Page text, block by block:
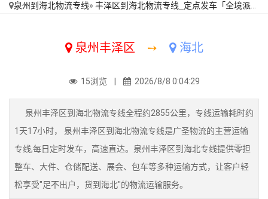
泉州到海北物流专线» 丰泽区到海北物流专线_定点发车「全境派送」
泉州丰泽区 ➙ 海北
15浏览 | 2026/8/8 0:04:29
泉州丰泽区到海北物流专线全程约2855公里，专线运输耗时约
1天17小时， 泉州丰泽区到海北物流专线是广圣物流的主营运输
专线,每日定时发车，高速直达。泉州丰泽区到海北专线提供零担
整车、大件、仓储配送、展会、包车等多种运输方式，让客户轻
松享受"足不出户，货到海北"的物流运输服务。